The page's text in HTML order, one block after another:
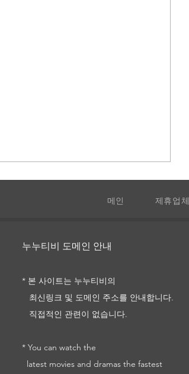
1승 다시보기 및 정보
메인 제휴업체
누누티비 도메인 안내
* 본 사이트는 누누티비의
최신링크 및 도메인 주소를 안내합니다.
직접적인 관련이 없습니다.
* You can watch the
latest movies and dramas the fastest